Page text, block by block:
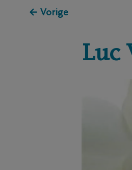
← Vorige
Luc